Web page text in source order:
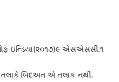
ઇન્ડિયા(૨૦૧૭)૯ એસએસસી.૧
બિદઅત એ તલાક નથી.